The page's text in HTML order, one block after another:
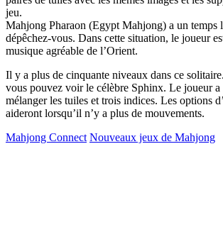
jeu.
Mahjong Pharaon (Egypt Mahjong) a un temps
dépêchez-vous. Dans cette situation, le joueur
musique agréable de l’Orient.
Il y a plus de cinquante niveaux dans ce
vous pouvez voir le célèbre Sphinx. Le joueur
mélanger les tuiles et trois indices. Les options
aideront lorsqu’il n’y a plus de mouvements.
Mahjong Connect Nouveaux jeux de Mahjong